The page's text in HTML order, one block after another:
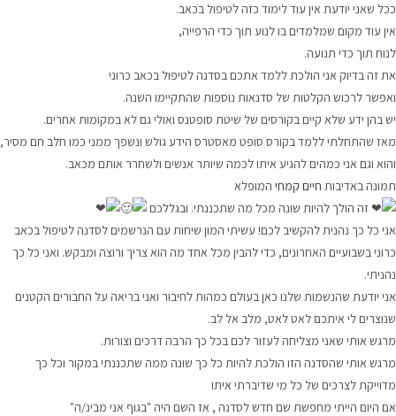
ככל שאני יודעת אין עוד לימוד כזה לטיפול בכאב.
אין עוד מקום שמלמדים בו לנוע תוך כדי הרפייה,
לנוח תוך כדי תנועה.
את זה בדיוק אני הולכת ללמד אתכם בסדנה לטיפול בכאב כרוני
ואפשר לרכוש הקלטות של סדנאות נוספות שהתקיימו השנה.
יש בהן ידע שלא קיים בקורסים של שיטת סופטנס ואולי גם לא במקומות אחרים.
מאז שהתחלתי ללמד בקורס סופט מאסטרס הידע גולש ונשפך ממני כמו חלב חם מסיר,
והוא וגם אני כמהים להגיע איתו לכמה שיותר אנשים ולשחרר אותם מכאב.
תמונה באדיבות חיים קמחי המופלא
זה הולך להיות שונה מכל מה שתכננתי. ובגללכם
אני כל כך נהנית להקשיב לכם! עשיתי המון שיחות עם הנרשמים לסדנה לטיפול בכאב
כרוני בשבועיים האחרונים, כדי להבין מכל אחד מה הוא צריך ורוצה ומבקש. ואני כל כך
נהניתי.
אני יודעת שהנשמות שלנו כאן בעולם כמהות לחיבור ואני בריאה על החבורים הקטנים
שנוצרים לי איתכם לאט לאט, מלב אל לב.
מרגש אותי שאני מצליחה לעזור לכם בכל כך הרבה דרכים וצורות.
מרגש אותי שהסדנה הזו הולכת להיות כל כך שונה ממה שתכננתי במקור וכל כך
מדוייקת לצרכים של כל מי שדיברתי איתו
אם היום הייתי מחפשת שם חדש לסדנה , אז השם היה "בגוף אני מבינ/ה"